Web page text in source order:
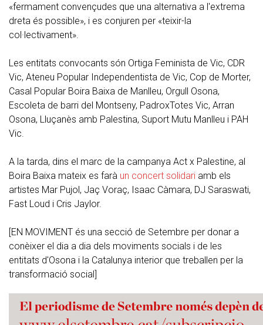
«fermament convençudes que una alternativa a l'extrema
dreta és possible», i es conjuren per «teixir-la
col·lectivament».
Les entitats convocants són Ortiga Feminista de Vic, CDR
Vic, Ateneu Popular Independentista de Vic, Cop de Morter,
Casal Popular Boira Baixa de Manlleu, Orgull Osona,
Escoleta de barri del Montseny, PadroxTotes Vic, Arran
Osona, Lluçanès amb Palestina, Suport Mutu Manlleu i PAH
Vic.
A la tarda, dins el marc de la campanya Act x Palestine, al
Boira Baixa mateix es farà un concert solidari amb els
artistes Mar Pujol, Jaç Voraç, Isaac Càmara, DJ Saraswati,
Fast Loud i Cris Jaylor.
[EN MOVIMENT és una secció de Setembre per donar a
conèixer el dia a dia dels moviments socials i de les
entitats d'Osona i la Catalunya interior que treballen per la
transformació social]